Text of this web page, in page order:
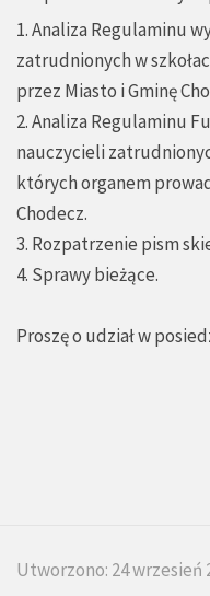
1. Analiza Regulaminu
zatrudnionych w
przez Miasto i Gminę
2. Analiza Regulaminu
nauczycieli
których organem
Chodecz.
3. Rozpatrzenie pism
4. Sprawy bieżące.
Proszę o udział w
Utworzono: 24 wrzesień